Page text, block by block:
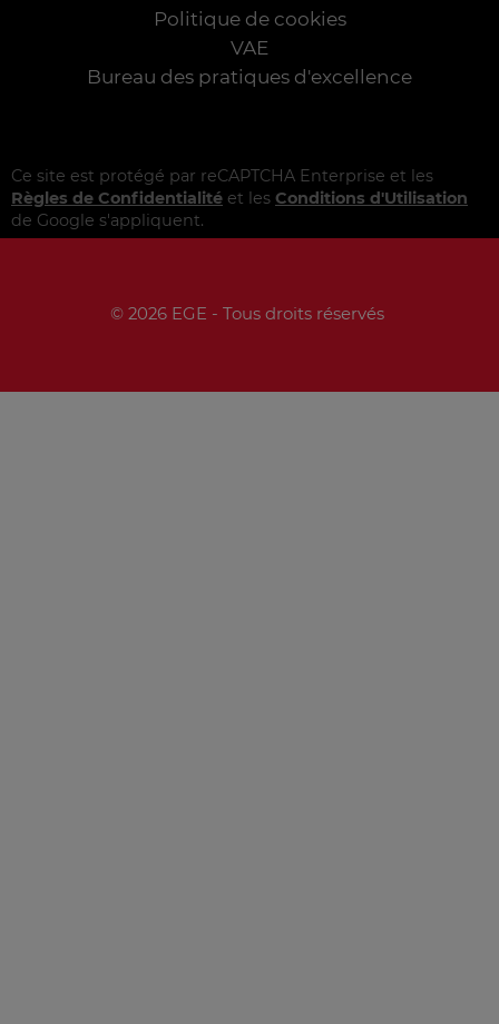
Politique de cookies
VAE
Bureau des pratiques d'excellence
Ce site est protégé par reCAPTCHA Enterprise et les
Règles de Confidentialité et les Conditions d'Utilisation
de Google s'appliquent.
© 2026 EGE - Tous droits réservés